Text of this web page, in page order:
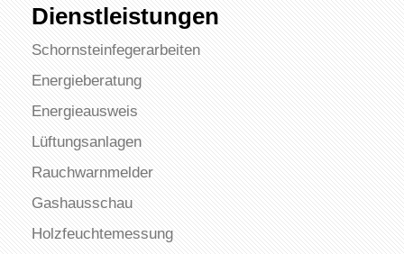
Dienstleistungen
Schornsteinfegerarbeiten
Energieberatung
Energieausweis
Lüftungsanlagen
Rauchwarnmelder
Gashausschau
Holzfeuchtemessung